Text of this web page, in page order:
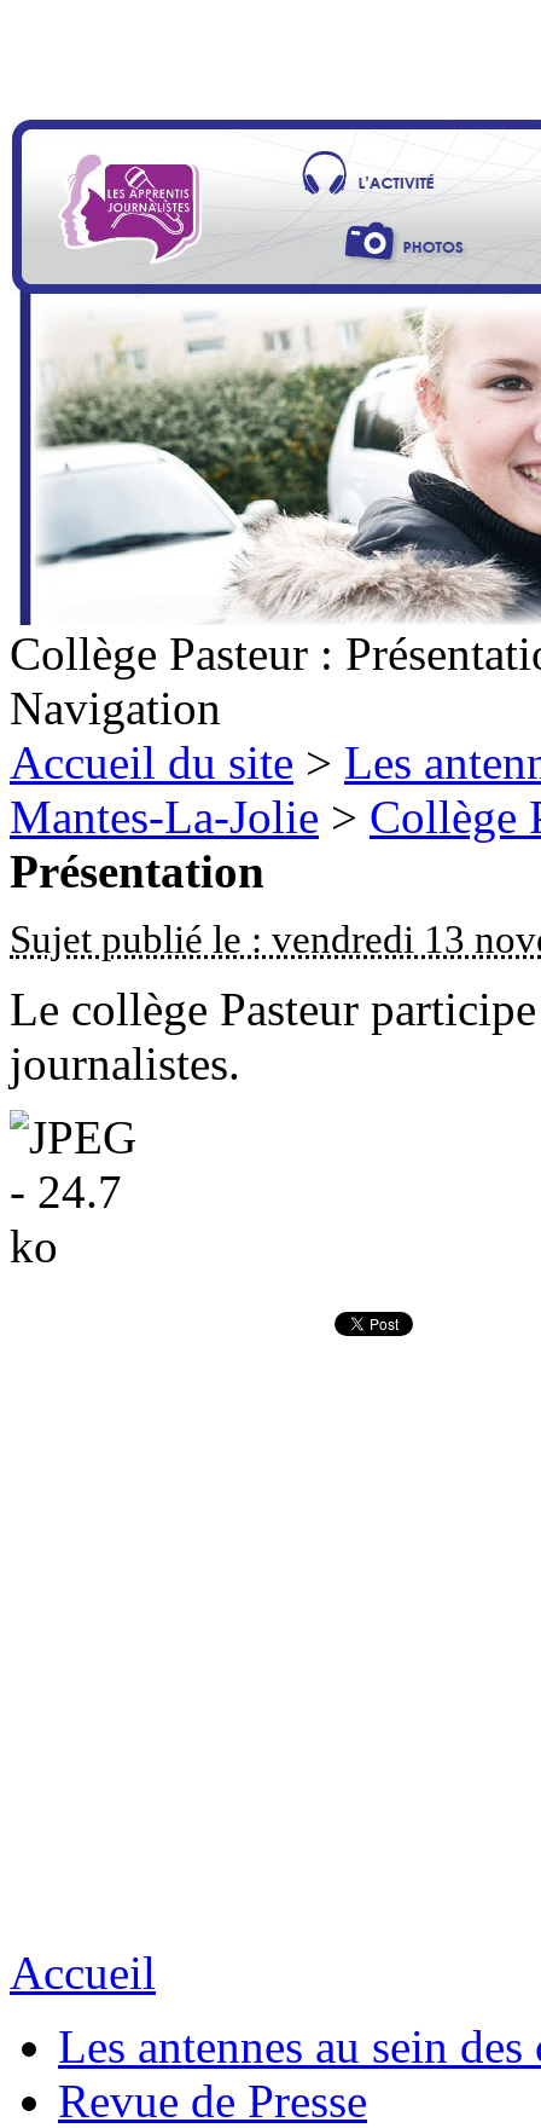
Collège Pasteur :
Navigation
Accueil du site > Les
Mantes-La-Jolie > Collège
Présentation
Sujet publié le : vendredi 13
Le collège Pasteur
journalistes.
Accueil
Les antennes au sein des
Revue de Presse